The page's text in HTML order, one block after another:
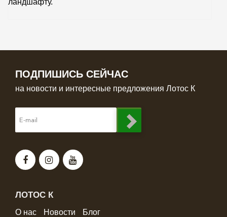
ландшафту.
ПОДПИШИСЬ СЕЙЧАС
на новости и интересные предложения Лотос К
ЛОТОС К
О нас Новости Блог